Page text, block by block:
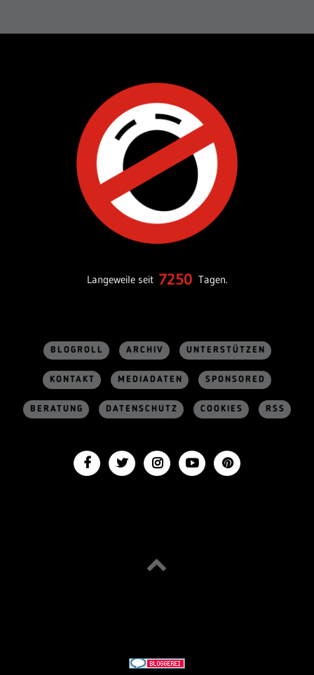
Langeweile seit 7250 Tagen.
BLOGROLL ARCHIV UNTERSTÜTZEN
KONTAKT MEDIADATEN SPONSORED
BERATUNG DATENSCHUTZ COOKIES RSS